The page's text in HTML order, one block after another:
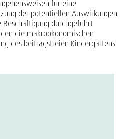
für eine
der potentiellen Auswirkungen
Beschäftigung durchgeführt
die makroökonomischen
des beitragsfreien Kindergartens